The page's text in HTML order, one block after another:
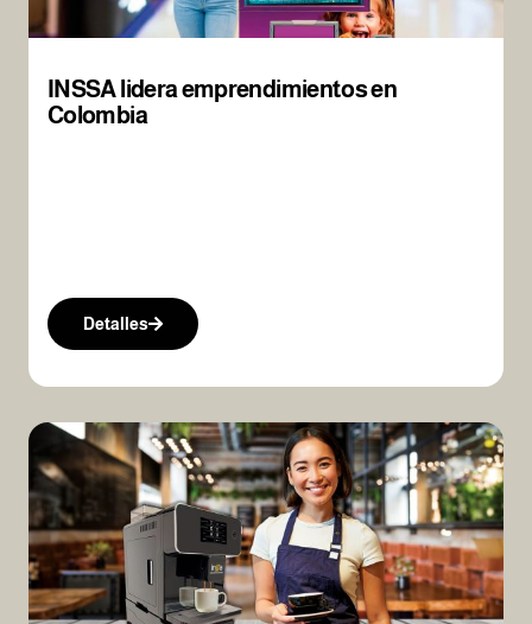
INSSA lidera emprendimientos en
Colombia
Detalles